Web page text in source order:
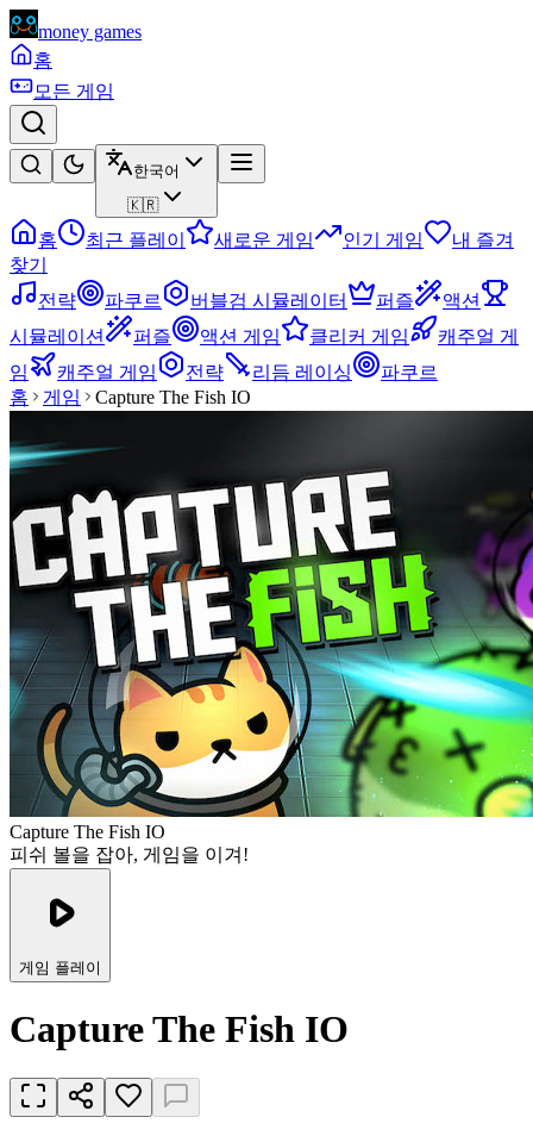
money games
홈
모든 게임
한국어
🇰🇷
홈 최근 플레이 새로운 게임 인기 게임
내 즐겨
찾기
전략
파쿠르 버블검 시뮬레이터 퍼즐
액션
시뮬레이션
퍼즐 액션 게임 클리커 게임
캐주얼 게
임
캐주얼 게임 전략 리듬 레이싱
파쿠르
홈
게임 Capture The Fish IO
Capture The Fish IO
피쉬 볼을 잡아, 게임을 이겨!
게임 플레이
Capture The Fish IO